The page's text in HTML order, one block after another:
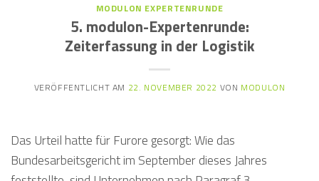
MODULON EXPERTENRUNDE
5. modulon-Expertenrunde:
Zeiterfassung in der Logistik
VERÖFFENTLICHT AM 22. NOVEMBER 2022 VON MODULON
Das Urteil hatte für Furore gesorgt: Wie das
Bundesarbeitsgericht im September dieses Jahres